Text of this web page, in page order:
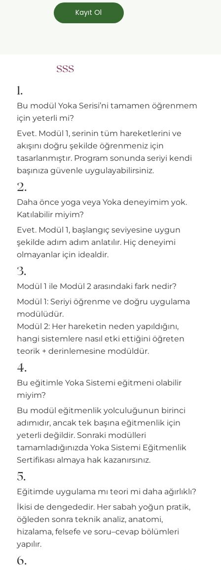
Kayıt Ol
SSS
1.
Bu modül Yoka Serisi’ni tamamen öğrenmem
için yeterli mi?
Evet. Modül 1, serinin tüm hareketlerini ve
akışını doğru şekilde öğrenmeniz için
tasarlanmıştır. Program sonunda seriyi kendi
başınıza güvenle uygulayabilirsiniz.
2.
Daha önce yoga veya Yoka deneyimim yok.
Katılabilir miyim?
Evet. Modül 1, başlangıç seviyesine uygun
şekilde adım adım anlatılır. Hiç deneyimi
olmayanlar için idealdir.
3.
Modül 1 ile Modül 2 arasındaki fark nedir?
Modül 1: Seriyi öğrenme ve doğru uygulama
modülüdür.
Modül 2: Her hareketin neden yapıldığını,
hangi sistemlere nasıl etki ettiğini öğreten
teorik + derinlemesine modüldür.
4.
Bu eğitimle Yoka Sistemi eğitmeni olabilir
miyim?
Bu modül eğitmenlik yolculuğunun birinci
adımıdır, ancak tek başına eğitmenlik için
yeterli değildir. Sonraki modülleri
tamamladığınızda Yoka Sistemi Eğitmenlik
Sertifikası almaya hak kazanırsınız.
5.
Eğitimde uygulama mı teori mi daha ağırlıklı?
İkisi de dengededir. Her sabah yoğun pratik,
öğleden sonra teknik analiz, anatomi,
hizalama, felsefe ve soru–cevap bölümleri
yapılır.
6.